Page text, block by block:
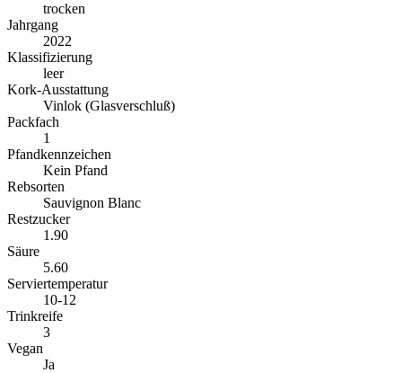
trocken
Jahrgang
2022
Klassifizierung
leer
Kork-Ausstattung
Vinlok (Glasverschluß)
Packfach
1
Pfandkennzeichen
Kein Pfand
Rebsorten
Sauvignon Blanc
Restzucker
1.90
Säure
5.60
Serviertemperatur
10-12
Trinkreife
3
Vegan
Ja